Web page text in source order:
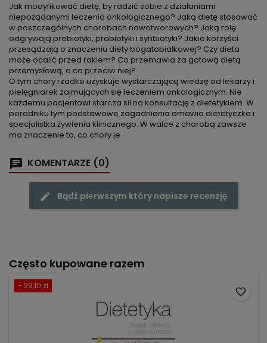
Jak modyfikować dietę, by radzić sobie z działaniami
niepożądanymi leczenia onkologicznego? Jaką dietę stosować
w poszczególnych chorobach nowotworowych? Jaką rolę
odgrywają prebiotyki, probiotyki i synbiotyki? Jakie korzyści
przesądzają o znaczeniu diety bogatobiałkowej? Czy dieta
może ocalić przed rakiem? Co przemawia za gotową dietą
przemysłową, a co przeciw niej?
O tym chory rzadko uzyskuje wystarczającą wiedzę od lekarzy i
pielęgniarek zajmujących się leczeniem onkologicznym. Nie
każdemu pacjentowi starcza sił na konsultację z dietetykiem. W
poradniku tym podstawowe zagadnienia omawia dietetyczka i
specjalistka żywienia klinicznego. W walce z chorobą zawsze
ma znaczenie to, co chory je.
KOMENTARZE (0)
Bądź pierwszym który napisze recenzję
Często kupowane razem
- 29,10 zł
favorite_border